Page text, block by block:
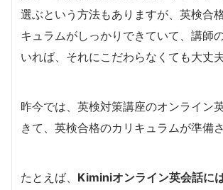
選ぶという方法もありますが、英検合
キュラムがしっかりできていて、講師
いれば、それにこだわらなくても大丈夫
昨今では、英検対策講座のオンライン
きて、英検合格のカリキュラムが準備
たとえば、 Kiminiオンライン英会話に